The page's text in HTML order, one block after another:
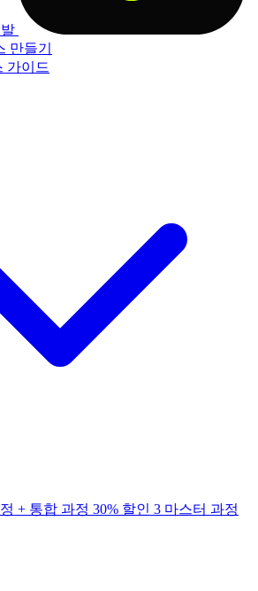
만들기
가이드
+ 통합 과정 30% 할인 3 마스터 과정